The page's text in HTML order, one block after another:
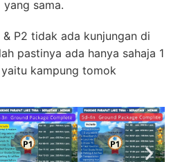
yang sama.
& P2 tidak ada kunjungan di
pastinya ada hanya sahaja 1
kampung tomok